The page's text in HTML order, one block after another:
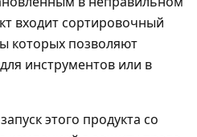
входит сортировочный
которых позволяют
инструментов или в
этого продукта со